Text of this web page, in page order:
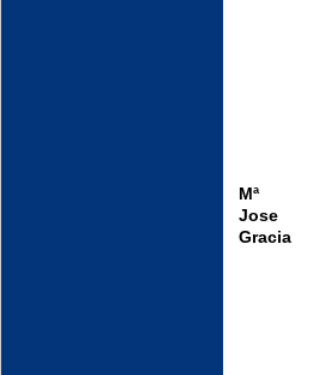
Mª
Jose
Gracia